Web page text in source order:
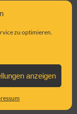
zu optimieren.
anzeigen